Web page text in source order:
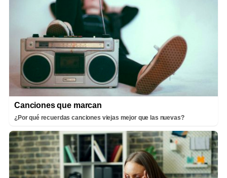
Canciones que marcan
¿Por qué recuerdas canciones viejas mejor que las nuevas?